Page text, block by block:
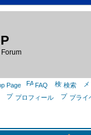
Page FAQ
検索
プロフィール
プライ